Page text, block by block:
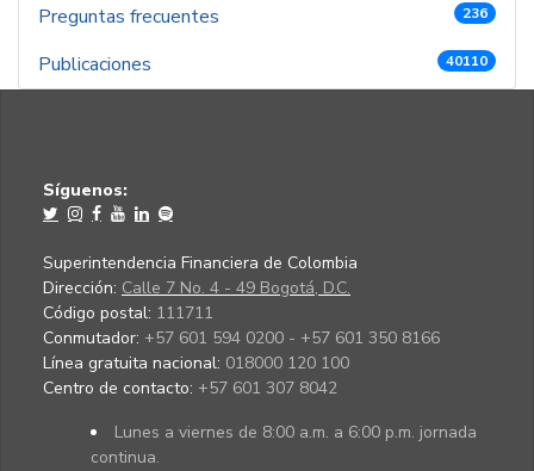
Preguntas frecuentes 236
Publicaciones 40110
Síguenos:
Superintendencia Financiera de Colombia
Dirección: Calle 7 No. 4 - 49 Bogotá, D.C.
Código postal: 111711
Conmutador: +57 601 594 0200 - +57 601 350 8166
Línea gratuita nacional: 018000 120 100
Centro de contacto: +57 601 307 8042
Lunes a viernes de 8:00 a.m. a 6:00 p.m. jornada
continua.